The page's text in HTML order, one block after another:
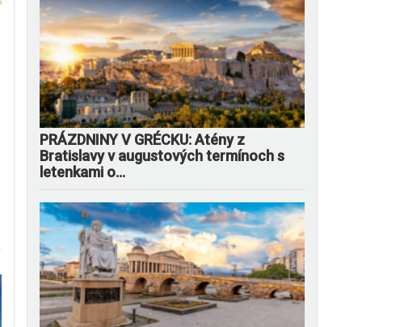
PRÁZDNINY V GRÉCKU: Atény z
Bratislavy v augustových termínoch s
letenkami o...